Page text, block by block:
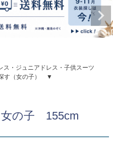
サイズで選ぶ →
絞り込む→
Wedding
ス・ジュニアドレス・子供スーツ
す（女の子） ▼
の子 155cm